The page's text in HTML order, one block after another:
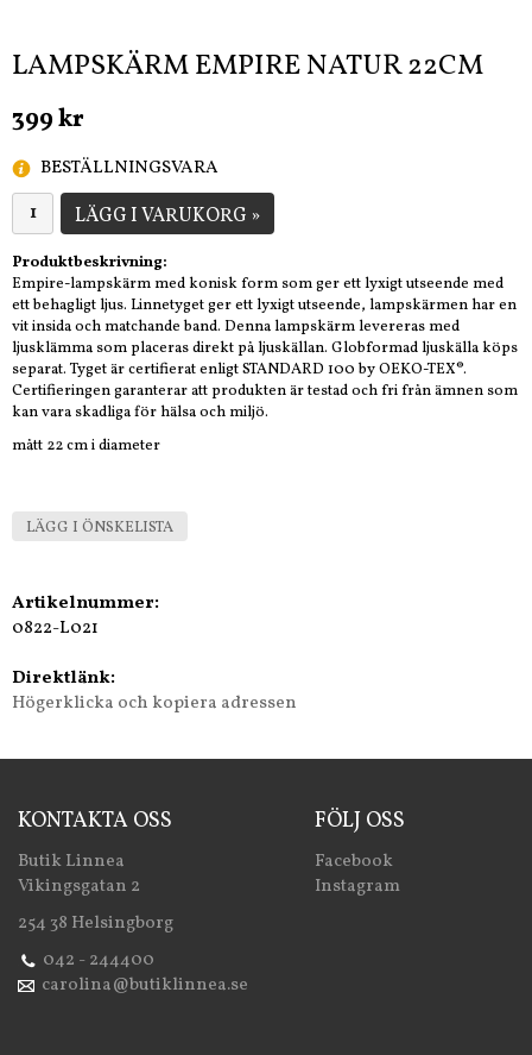
LAMPSKÄRM EMPIRE NATUR 22CM
399 kr
BESTÄLLNINGSVARA
LÄGG I VARUKORG »
Produktbeskrivning:
Empire-lampskärm med konisk form som ger ett lyxigt utseende med
ett behagligt ljus. Linnetyget ger ett lyxigt utseende, lampskärmen har en
vit insida och matchande band. Denna lampskärm levereras med
ljusklämma som placeras direkt på ljuskällan. Globformad ljuskälla köps
separat. Tyget är certifierat enligt STANDARD 100 by OEKO-TEX®.
Certifieringen garanterar att produkten är testad och fri från ämnen som
kan vara skadliga för hälsa och miljö.
mått 22 cm i diameter
LÄGG I ÖNSKELISTA
Artikelnummer:
0822-L021
Direktlänk:
Högerklicka och kopiera adressen
KONTAKTA OSS
Butik Linnea
Vikingsgatan 2
254 38 Helsingborg
042 - 244400
carolina@butiklinnea.se
FÖLJ OSS
Facebook
Instagram